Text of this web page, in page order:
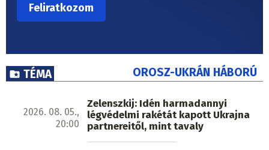
TÉMA OROSZ-UKRÁN HÁBORÚ
2026. 08. 05.,
20:00
Zelenszkij: Idén harmadannyi
légvédelmi rakétát kapott Ukrajna
partnereitől, mint tavaly